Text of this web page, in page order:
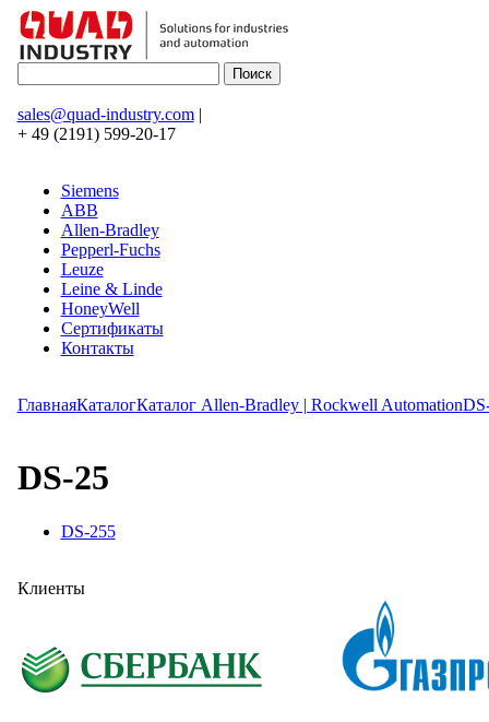
sales@quad-industry.com|
+ 49 (2191) 599-20-17
Siemens
ABB
Allen-Bradley
Pepperl-Fuchs
Leuze
Leine & Linde
HoneyWell
Сертификаты
Контакты
ГлавнаяКаталогКаталог Allen-Bradley | Rockwell Automation
DS-25
DS-255
Клиенты